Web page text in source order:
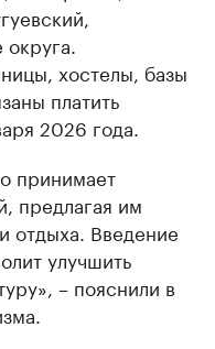
хостелы, базы
платить
2026 года.
принимает
предлагая им
отдыха. Введение
улучшить
– пояснили в